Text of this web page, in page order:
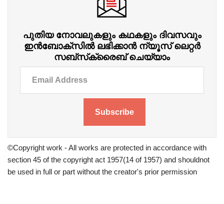
പുതിയ നോവലുകളും കഥകളും ദിവസവും
ഇന്‍ബോക്‌സില്‍ ലഭിക്കാന്‍ ന്യൂസ് ലെറ്റർ
സബ്‌സ്‌ക്രൈബ് ചെയ്യാം
Subscribe
©Copyright work - All works are protected in accordance with
section 45 of the copyright act 1957(14 of 1957) and shouldnot
be used in full or part without the creator's prior permission